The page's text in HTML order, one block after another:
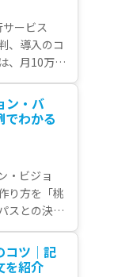
ービス
、導入のコ
、月10万円
性の高いフ
の採用施策
優れた、
な採用支
ン・バ
でわかる
・ビジョ
り方を「桃
スとの決定
わらせない
敗しない
リ等の事
コツ｜記
を紹介